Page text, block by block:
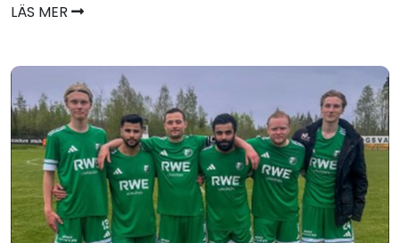
LÄS MER